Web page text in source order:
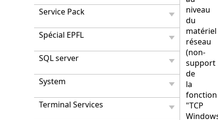
Service Pack
Spécial EPFL
SQL server
System
Terminal Services
niveau
du
matériel
réseau
(non-
support
de
la
fonction
"TCP